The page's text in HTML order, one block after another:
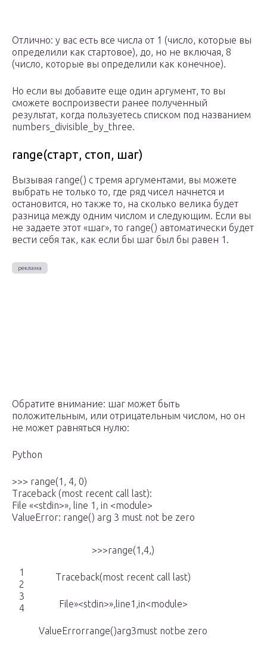
Отлично: у вас есть все числа от 1 (число, которые вы
определили как стартовое), до, но не включая, 8
(число, которые вы определили как конечное).
Но если вы добавите еще один аргумент, то вы
сможете воспроизвести ранее полученный
результат, когда пользуетесь списком под названием
numbers_divisible_by_three.
range(старт, стоп, шаг)
Вызывая range() с тремя аргументами, вы можете
выбрать не только то, где ряд чисел начнется и
остановится, но также то, на сколько велика будет
разница между одним числом и следующим. Если вы
не задаете этот «шаг», то range() автоматически будет
вести себя так, как если бы шаг был бы равен 1.
Обратите внимание: шаг может быть
положительным, или отрицательным числом, но он
не может равняться нулю:
Python
>>> range(1, 4, 0)
Traceback (most recent call last):
File «<stdin>», line 1, in <module>
ValueError: range() arg 3 must not be zero
1
2
3
4
>>>range(1,4,)
Traceback(most recent call last)
File»<stdin>»,line1,in<module>
ValueErrorrange()arg3must notbe zero